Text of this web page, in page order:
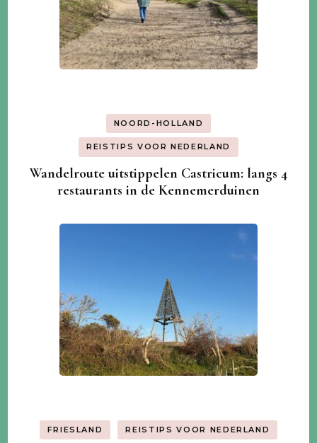
NOORD-HOLLAND
REISTIPS VOOR NEDERLAND
Wandelroute uitstippelen Castricum: langs 4
restaurants in de Kennemerduinen
FRIESLAND REISTIPS VOOR NEDERLAND